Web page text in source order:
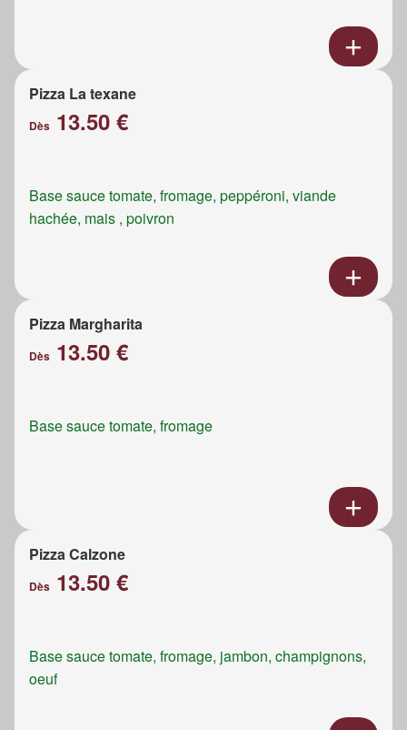
Pizza La texane
Dès 13.50 €
Base sauce tomate, fromage, peppéroni, viande
hachée, mais , poivron
Pizza Margharita
Dès 13.50 €
Base sauce tomate, fromage
Pizza Calzone
Dès 13.50 €
Base sauce tomate, fromage, jambon, champignons,
oeuf